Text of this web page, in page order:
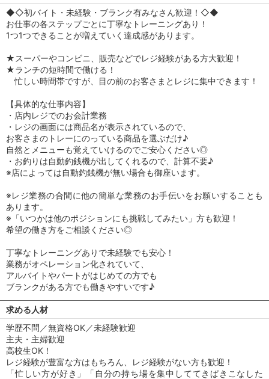
◆◇初バイト・未経験・ブランク有みなさん歓迎！◇◆
お仕事の各ステップごとに丁寧なトレーニングあり！
1つ1つできることが増えていく達成感があります。
★スーパーやコンビニ、販売などでレジ経験がある方大歓迎！
★ランチの短時間で働ける！
忙しい時間帯ですが、目の前のお客さまとレジに集中できます！
【具体的な仕事内容】
・店内レジでのお会計業務
・レジの画面には商品名が表示されているので、
お客さまのトレーにのっている商品を選ぶだけ♪
自然とメニューも覚えていけるのでご安心ください◎
・お釣りは自動釣銭機が出してくれるので、計算不要♪
※店によっては自動釣銭機が無い場合も御座います。
※レジ業務の合間に他の簡単な業務のお手伝いをお願いすることも
あります。
※「いつかは他のポジションにも挑戦してみたい」方も歓迎！
希望の働き方をご相談ください◎
丁寧なトレーニングありで未経験でも安心！
業務がオペレーション化されていて、
アルバイトやパートがはじめての方でも
ブランクがある方でも働きやすいです♪
求める人材
学歴不問／無資格OK／未経験歓迎
主夫・主婦歓迎
高校生OK！
レジ経験が豊富な方はもちろん、レジ経験がない方も歓迎！
「忙しい方が好き」「自分の持ち場を集中しててきぱきこなした